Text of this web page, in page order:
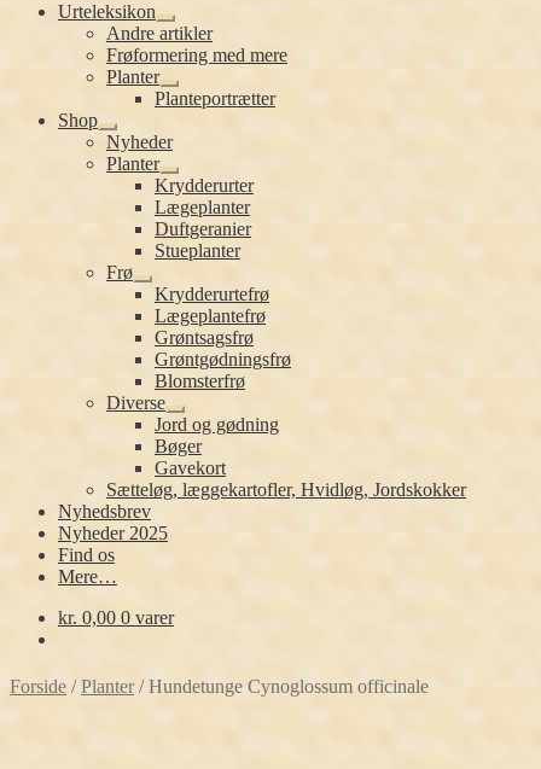
Urteleksikon
Udfold
undermenu
Andre artikler
Frøformering med mere
Planter
Udfold
undermenu
Planteportrætter
Shop
Udfold
undermenu
Nyheder
Planter
Udfold
undermenu
Krydderurter
Lægeplanter
Duftgeranier
Stueplanter
Frø
Udfold
undermenu
Krydderurtefrø
Lægeplantefrø
Grøntsagsfrø
Grøntgødningsfrø
Blomsterfrø
Diverse
Udfold
undermenu
Jord og gødning
Bøger
Gavekort
Sætteløg, læggekartofler, Hvidløg, Jordskokker
Nyhedsbrev
Nyheder 2025
Find os
Mere…
kr. 0,00 0 varer
Forside /Planter/Hundetunge Cynoglossum officinale